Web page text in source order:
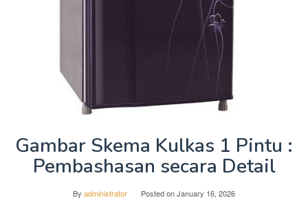
Gambar Skema Kulkas 1 Pintu :
Pembashasan secara Detail
By administrator Posted onJanuary 16, 2026